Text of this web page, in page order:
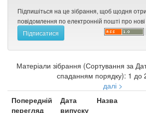
Підпишіться на це зібрання, щоб щодня
повідомлення по електронній пошті про
Матеріали зібрання (Сортування за
спаданням порядку): 1 до
далі >
Попередній
перегляд
Дата
випуску
Назва